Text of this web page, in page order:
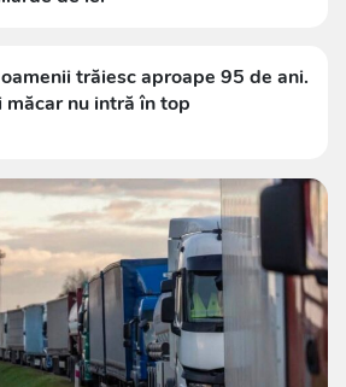
trăiesc aproape 95 de ani.
măcar nu intră în top